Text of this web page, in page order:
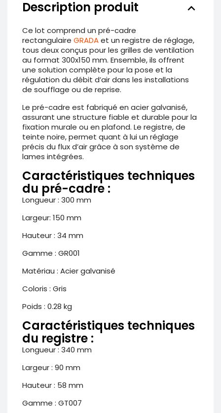
Description produit keyboard_arrow_down
Ce lot comprend un pré-cadre
rectangulaire GRADAet un registre de réglage,
tous deux conçus pour les grilles de ventilation
au format 300x150 mm. Ensemble, ils offrent
une solution complète pour la pose et la
régulation du débit d’air dans les installations
de soufflage ou de reprise.
Le pré-cadre est fabriqué en acier galvanisé,
assurant une structure fiable et durable pour la
fixation murale ou en plafond. Le registre, de
teinte noire, permet quant à lui un réglage
précis du flux d’air grâce à son système de
lames intégrées.
Caractéristiques techniques
du pré-cadre :
Longueur : 300 mm
Largeur: 150 mm
Hauteur : 34 mm
Gamme : GR001
Matériau : Acier galvanisé
Coloris : Gris
Poids : 0.28 kg
Caractéristiques techniques
du registre :
Longueur : 340 mm
Largeur : 90 mm
Hauteur : 58 mm
Gamme : GT007